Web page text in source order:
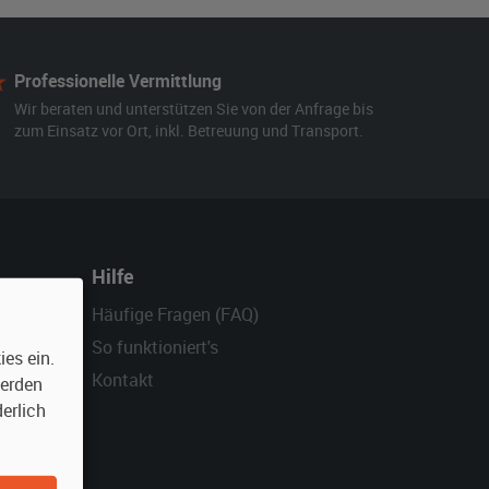
Professionelle Vermittlung
Wir beraten und unterstützen Sie von der Anfrage bis
zum Einsatz vor Ort, inkl. Betreuung und Transport.
Hilfe
Häufige Fragen (FAQ)
So funktioniert's
Kontakt
ein.